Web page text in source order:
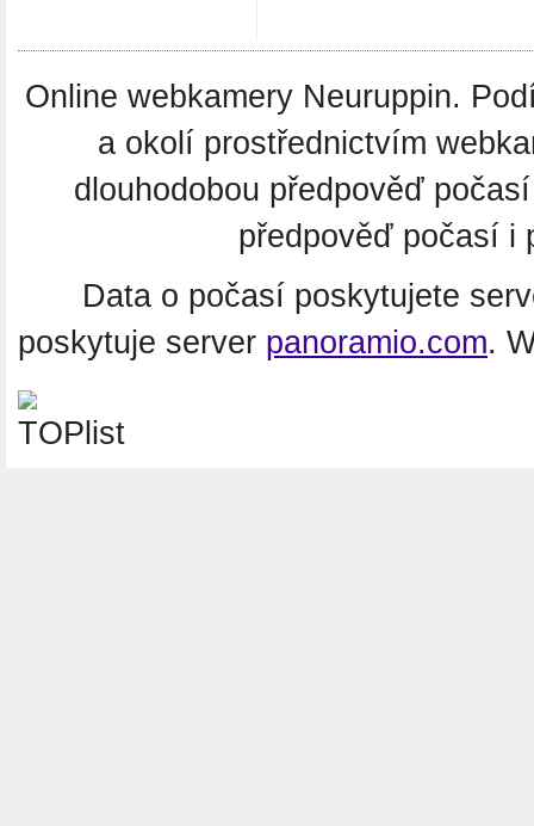
Online webkamery Neuruppin.
a okolí prostřednictvím
dlouhodobou předpověď
předpověď počasí i
Data o počasí poskytujete
poskytuje server panoramio.com.